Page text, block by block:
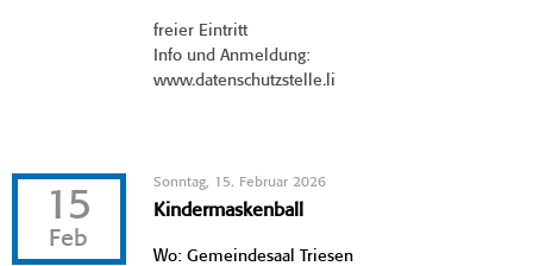
freier Eintritt
Info und Anmeldung:
www.datenschutzstelle.li
15
Feb
Sonntag, 15. Februar 2026
Kindermaskenball
Wo: Gemeindesaal Triesen